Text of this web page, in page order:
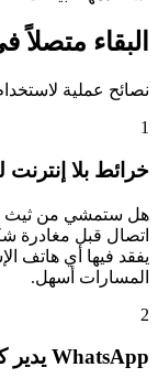
البقاء متصلاً
نصائح عملية
1
خرائط بلا إنترنت
هل ستمشي من ثيث
اتصال قبل مغادرة
يفقد فيها أي هاتف
المسارات أسهل.
2
WhatsApp يدير كل شيء